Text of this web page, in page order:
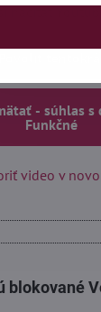
načítať
- súhlas s
Funkčné
video v
blokované